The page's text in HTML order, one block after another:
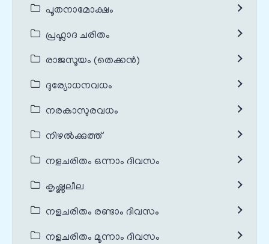
പൂതനാമോക്ഷം
പ്രഹ്ലാദ ചരിതം
രാജസൂയം (തെക്കൻ)
ദുര്യോധനവധം
നരകാസുരവധം
നിഴൽക്കുത്ത്
നളചരിതം ഒന്നാം ദിവസം
കൃഷ്ണലീല
നളചരിതം രണ്ടാം ദിവസം
നളചരിതം മൂന്നാം ദിവസം